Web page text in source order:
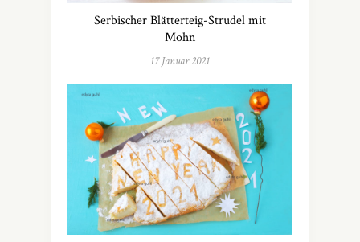
Serbischer Blätterteig-Strudel mit
Mohn
17 Januar 2021